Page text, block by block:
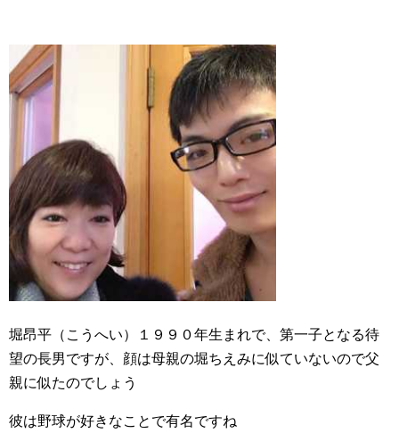
堀昂平（こうへい）１９９０年生まれで、第一子となる待
望の長男ですが、顔は母親の堀ちえみに似ていないので父
親に似たのでしょう
彼は野球が好きなことで有名ですね